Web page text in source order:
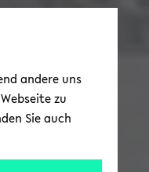
andere uns
zu
Sie auch